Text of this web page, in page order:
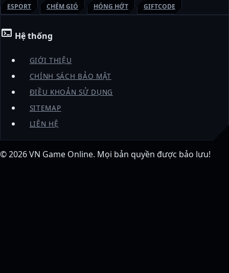
ESPORT CHÉM GIÓ HÓNG HỚT GIFTCODE
terminal Hệ thống
GIỚI THIỆU
CHÍNH SÁCH BẢO MẬT
ĐIỀU KHOẢN SỬ DỤNG
SITEMAP
LIÊN HỆ
© 2026VN Game Online. Mọi bản quyền được bảo lưu!